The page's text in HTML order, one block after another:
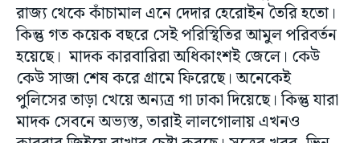
রাজ্য থেকে কাঁচামাল এনে দেদার হেরোইন তৈরি হতো।
কিন্তু গত কয়েক বছরে সেই পরিস্থিতির আমুল পরিবর্তন
হয়েছে। মাদক কারবারিরা অধিকাংশই জেলে। কেউ
কেউ সাজা শেষ করে গ্রামে ফিরেছে। অনেকেই
পুলিসের তাড়া খেয়ে অন্যত্র গা ঢাকা দিয়েছে। কিন্তু যারা
মাদক সেবনে অভ্যস্ত, তারাই লালগোলায় এখনও